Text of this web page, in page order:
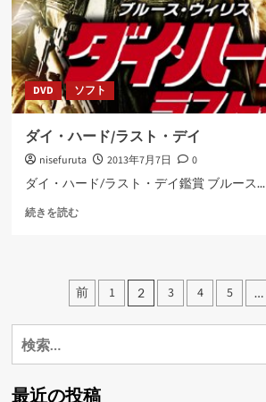
に
つ
い
て
ら
に
む
DVD ソフト
ダイ・ハード/ラスト・デイ
nisefuruta 2013年7月7日
0
ダイ・ハード/ラスト・デイ鑑賞 ブルース...
続きを読むダ
ド/
ラ
ト・
イ
つ
投
稿
ペ
前 1 2 3 4 5 …
検
索:
最近の投稿